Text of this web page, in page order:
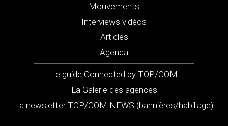
Mouvements
Interviews vidéos
Articles
Agenda
Le guide Connected by TOP/COM
La Galerie des agences
La newsletter TOP/COM NEWS (bannières/habillage)